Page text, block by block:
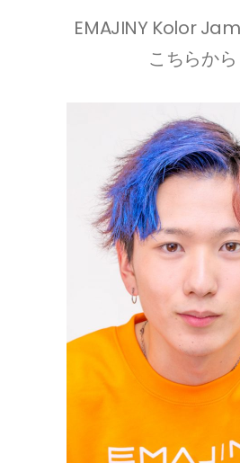
EMAJINY Kolor
こちらから